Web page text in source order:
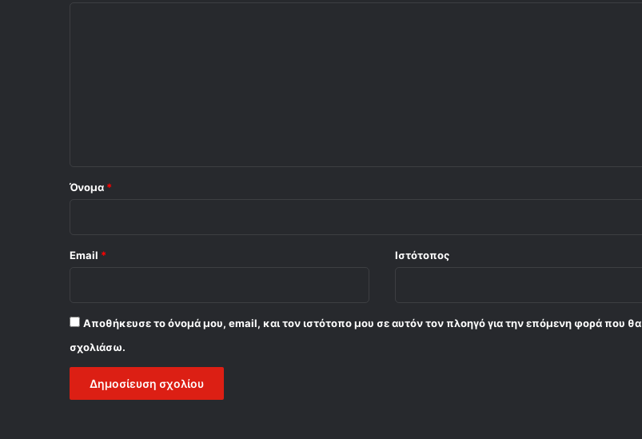
Όνομα *
Email * Ιστότοπος
Αποθήκευσε το όνομά μου, email, και τον ιστότοπο μου σε αυτόν τον πλοηγό για την επόμενη φορά που θα
σχολιάσω.